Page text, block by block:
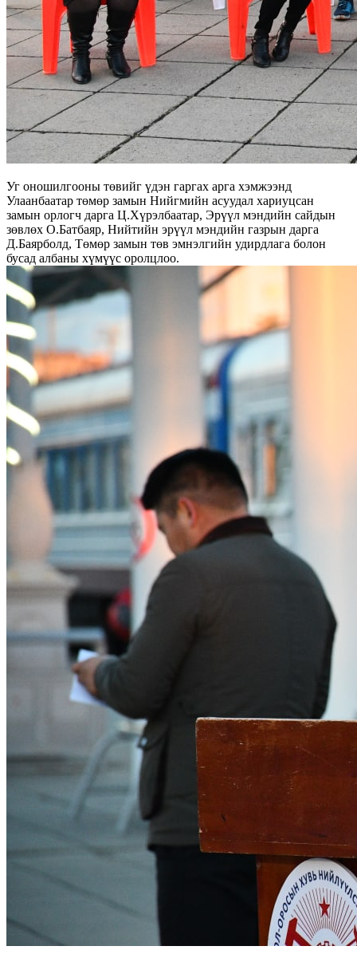
Уг оношилгооны төвийг үдэн гаргах арга хэмжээнд
Улаанбаатар төмөр замын Нийгмийн асуудал хариуцсан
замын орлогч дарга Ц.Хүрэлбаатар, Эрүүл мэндийн сайдын
зөвлөх О.Батбаяр, Нийтийн эрүүл мэндийн газрын дарга
Д.Баярболд, Төмөр замын төв эмнэлгийн удирдлага болон
бусад албаны хүмүүс оролцлоо.